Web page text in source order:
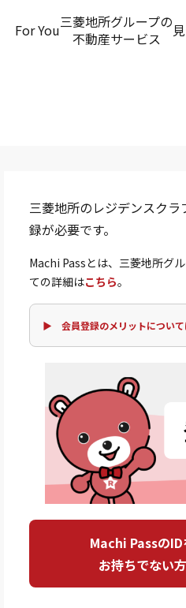
For You三菱地所グループの
不動産サービス
三菱地所のレジデンスク
録が必要です。
Machi Passとは、三菱地所グ
ての詳細はこちら。
▶ 会員登録のメリットについて
Machi PassのID
お持ちでない方